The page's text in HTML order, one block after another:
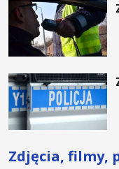
Zdjęcia, filmy,